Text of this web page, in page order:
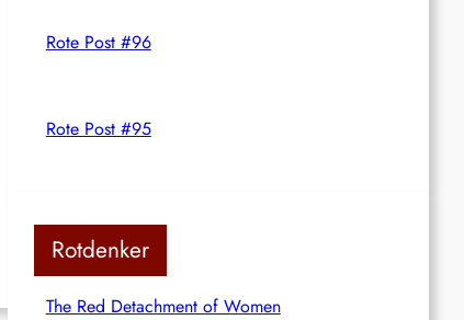
Rote Post #96
Rote Post #95
Rotdenker
The Red Detachment of Women